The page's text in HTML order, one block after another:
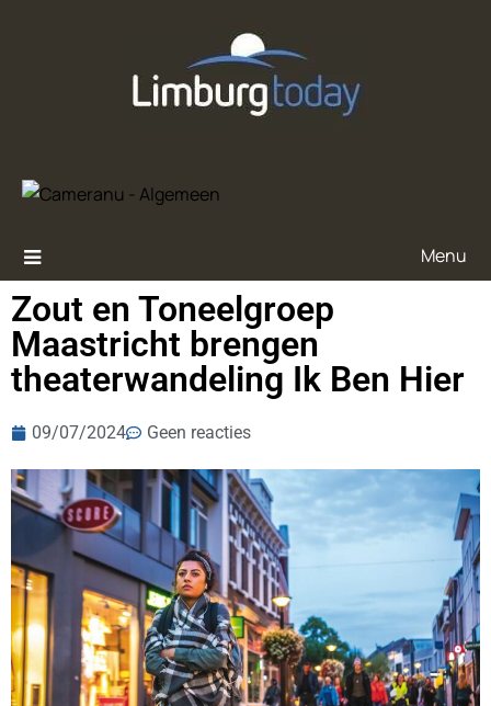
Menu
Zout en Toneelgroep
Maastricht brengen
theaterwandeling Ik Ben Hier
09/07/2024 Geen reacties